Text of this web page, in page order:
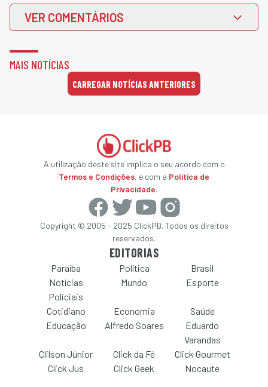
VER COMENTÁRIOS
MAIS NOTÍCIAS
CARREGAR NOTÍCIAS ANTERIORES
A utilização deste site implica o seu acordo com o
Termos e Condições, e com a Política de
Privacidade.
Copyright © 2005 - 2025 ClickPB. Todos os direitos
reservados.
EDITORIAS
Paraíba Política
Brasil
Notícias
Policiais
Mundo Esporte
Cotidiano Economia
Saúde
Educação
Alfredo Soares
Eduardo
Varandas
Clilson Júnior
Click da Fé
Click Gourmet
Click Jus
Click Geek Nocaute